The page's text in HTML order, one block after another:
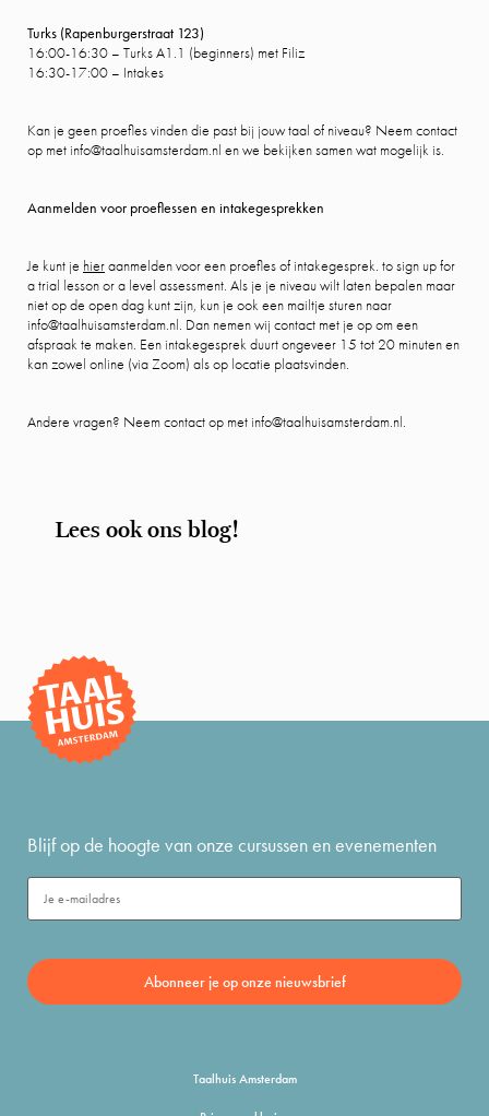
Turks (Rapenburgerstraat 123)
16:00-16:30 – Turks A1.1 (beginners) met Filiz
16:30-17:00 – Intakes
Kan je geen proefles vinden die past bij jouw taal of niveau? Neem contact
op met info@taalhuisamsterdam.nl en we bekijken samen wat mogelijk is.
Aanmelden voor proeflessen en intakegesprekken
Je kunt je hieraanmelden voor een proefles of intakegesprek. to sign up for
a trial lesson or a level assessment. Als je je niveau wilt laten bepalen maar
niet op de open dag kunt zijn, kun je ook een mailtje sturen naar
info@taalhuisamsterdam.nl. Dan nemen wij contact met je op om een
afspraak te maken. Een intakegesprek duurt ongeveer 15 tot 20 minuten en
kan zowel online (via Zoom) als op locatie plaatsvinden.
Andere vragen? Neem contact op met info@taalhuisamsterdam.nl.
Lees ook ons blog!
Blijf op de hoogte van onze cursussen en evenementen
Taalhuis Amsterdam